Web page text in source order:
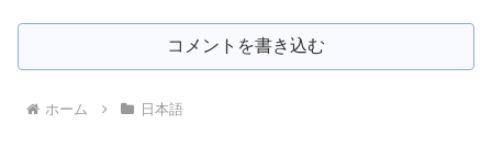
コメントを書き込む
ホーム 日本語